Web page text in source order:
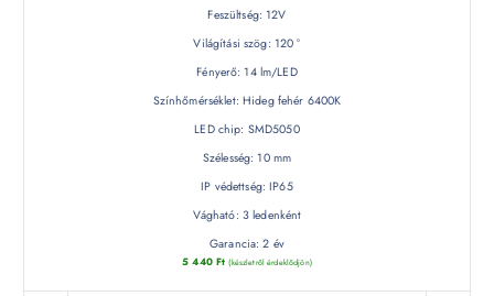
Feszültség: 12V
Világítási szög: 120 °
Fényerő: 14 lm/LED
Színhőmérséklet: Hideg fehér 6400K
LED chip: SMD5050
Szélesség: 10 mm
IP védettség: IP65
Vágható: 3 ledenként
Garancia: 2 év
5 440 Ft (készletről érdeklődjön)